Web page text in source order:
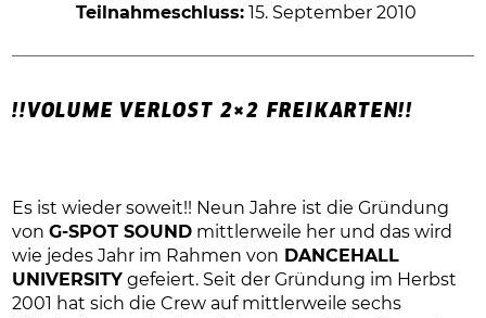
Teilnahmeschluss:15. September 2010
!!VOLUME VERLOST 2×2 FREIKARTEN!!
Es ist wieder soweit!! Neun Jahre ist die Gründung
vonG-SPOT SOUND mittlerweile her und das wird
wie jedes Jahr im Rahmen von DANCEHALL
UNIVERSITY gefeiert. Seit der Gründung im Herbst
2001 hat sich die Crew auf mittlerweile sechs